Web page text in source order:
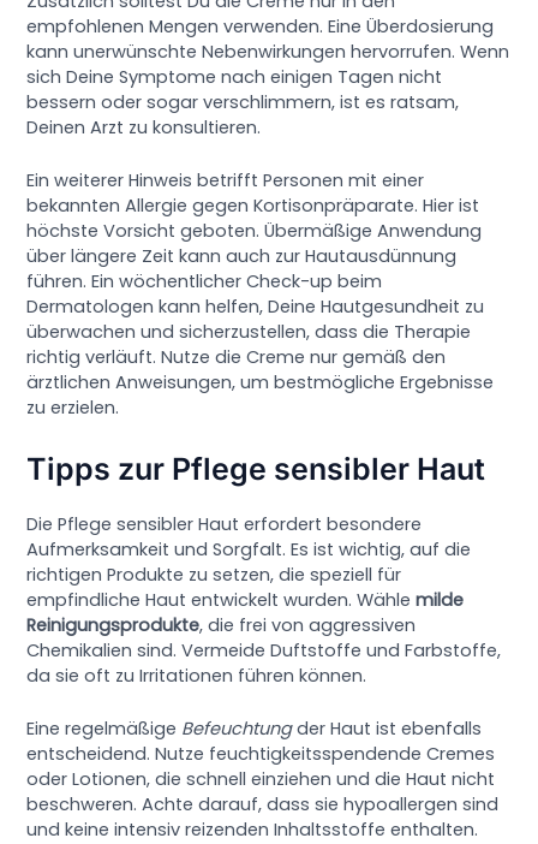
empfohlenen Mengen verwenden. Eine Überdosierung
kann unerwünschte Nebenwirkungen hervorrufen. Wenn
sich Deine Symptome nach einigen Tagen nicht
bessern oder sogar verschlimmern, ist es ratsam,
Deinen Arzt zu konsultieren.
Ein weiterer Hinweis betrifft Personen mit einer
bekannten Allergie gegen Kortisonpräparate. Hier ist
höchste Vorsicht geboten. Übermäßige Anwendung
über längere Zeit kann auch zur Hautausdünnung
führen. Ein wöchentlicher Check-up beim
Dermatologen kann helfen, Deine Hautgesundheit zu
überwachen und sicherzustellen, dass die Therapie
richtig verläuft. Nutze die Creme nur gemäß den
ärztlichen Anweisungen, um bestmögliche Ergebnisse
zu erzielen.
Tipps zur Pflege sensibler Haut
Die Pflege sensibler Haut erfordert besondere
Aufmerksamkeit und Sorgfalt. Es ist wichtig, auf die
richtigen Produkte zu setzen, die speziell für
empfindliche Haut entwickelt wurden. Wählemilde
Reinigungsprodukte, die frei von aggressiven
Chemikalien sind. Vermeide Duftstoffe und Farbstoffe,
da sie oft zu Irritationen führen können.
Eine regelmäßige Befeuchtungder Haut ist ebenfalls
entscheidend. Nutze feuchtigkeitsspendende Cremes
oder Lotionen, die schnell einziehen und die Haut nicht
beschweren. Achte darauf, dass sie hypoallergen sind
und keine intensiv reizenden Inhaltsstoffe enthalten.